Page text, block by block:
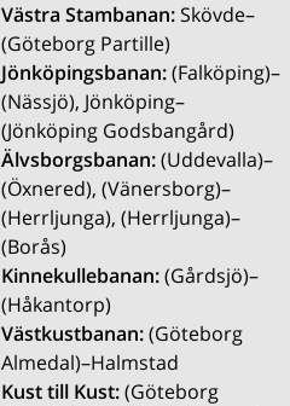
Västra Stambanan:Skövde–
(Göteborg Partille)
Jönköpingsbanan:(Falköping)–
(Nässjö), Jönköping–
(Jönköping Godsbangård)
Älvsborgsbanan:(Uddevalla)–
(Öxnered), (Vänersborg)–
(Herrljunga), (Herrljunga)–
(Borås)
Kinnekullebanan:(Gårdsjö)–
(Håkantorp)
Västkustbanan:(Göteborg
Almedal)–Halmstad
Kust till Kust:(Göteborg